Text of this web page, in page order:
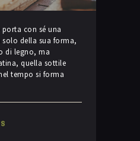
con sé una
della sua forma,
di legno, ma
quella sottile
tempo si forma